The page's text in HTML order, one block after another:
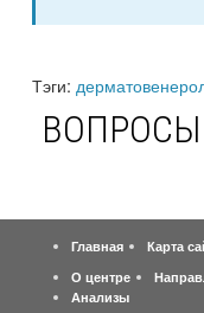
Тэги:
Главная
Карта
О центре
Анализы